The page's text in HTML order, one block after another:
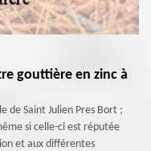
gouttière en zinc à
de Saint Julien Pres Bort ;
si celle-ci est réputée
et aux différentes